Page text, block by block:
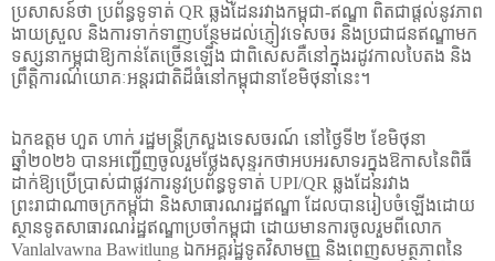
ប្រសាសន៍ថា ប្រព័ន្ធទូទាត់ QR ឆ្លងដែនរវាងកម្ពុជា-ឥណ្ឌា ពិតជាផ្តល់នូវភាព
ងាយស្រួល និងការទាក់ទាញបន្ថែមដល់ភ្ញៀវទេសចរ និងប្រជាជនឥណ្ឌាមក
ទស្សនាកម្ពុជាឱ្យកាន់តែច្រើនឡើង ជាពិសេសគឺនៅក្នុងរដូវកាលបៃតង និង
ព្រឹត្តិការណ៍យោគៈអន្តរជាតិដ៏ធំនៅកម្ពុជានាខែមិថុនានេះ។
ឯកឧត្តម ហួត ហាក់ រដ្ឋមន្ត្រីក្រសួងទេសចរណ៍ នៅថ្ងៃទី២ ខែមិថុនា
ឆ្នាំ២០២៦ បានអញ្ជើញចូលរួមថ្លែងសុន្ទរកថាអបអរសាទរក្នុងឱកាសនៃពិធី
ដាក់ឱ្យប្រើប្រាស់ជាផ្លូវការនូវប្រព័ន្ធទូទាត់ UPI/QR ឆ្លងដែនរវាង
ព្រះរាជាណាចក្រកម្ពុជា និងសាធារណរដ្ឋឥណ្ឌា ដែលបានរៀបចំឡើងដោយ
ស្ថានទូតសាធារណរដ្ឋឥណ្ឌាប្រចាំកម្ពុជា ដោយមានការចូលរួមពីលោក
Vanlalvawna Bawitlung ឯកអគ្គរដ្ឋទូតវិសាមញ្ញ និងពេញសមត្ថភាពនៃ